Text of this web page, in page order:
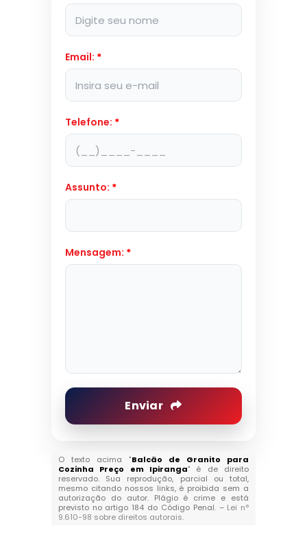
Email: *
Telefone: *
Assunto: *
Mensagem: *
Enviar
O texto acima "Balcão de Granito para
Cozinha Preço em Ipiranga" é de direito
reservado. Sua reprodução, parcial ou total,
mesmo citando nossos links, é proibida sem a
autorização do autor. Plágio é crime e está
previsto no artigo 184 do Código Penal. – Lei n°
9.610-98 sobre direitos autorais.